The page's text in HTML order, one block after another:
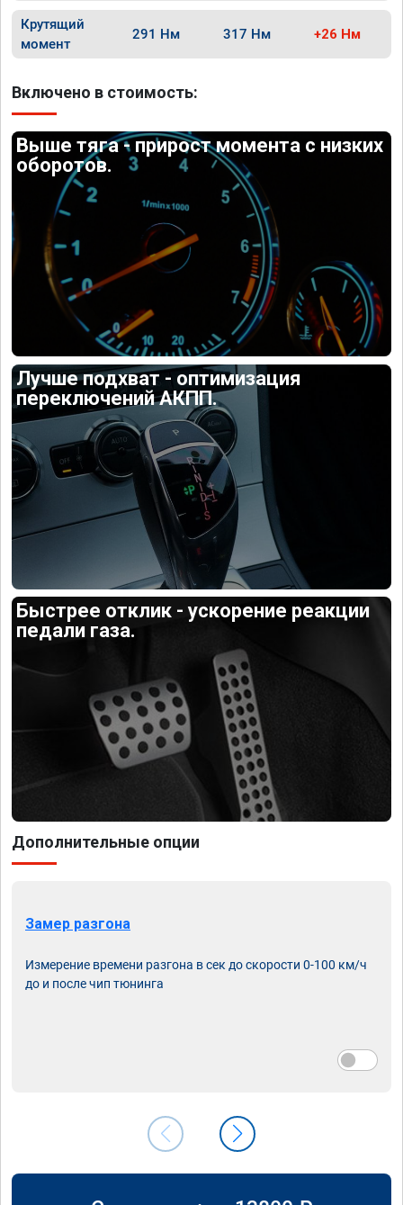
Крутящий
момент
291 Нм 317 Нм +26 Нм
Включено в стоимость:
Выше тяга - прирост момента с низких
оборотов.
Лучше подхват - оптимизация
переключений АКПП.
Быстрее отклик - ускорение реакции
педали газа.
Дополнительные опции
Замер разгона
Измерение времени разгона в сек до скорости 0-100 км/ч
до и после чип тюнинга